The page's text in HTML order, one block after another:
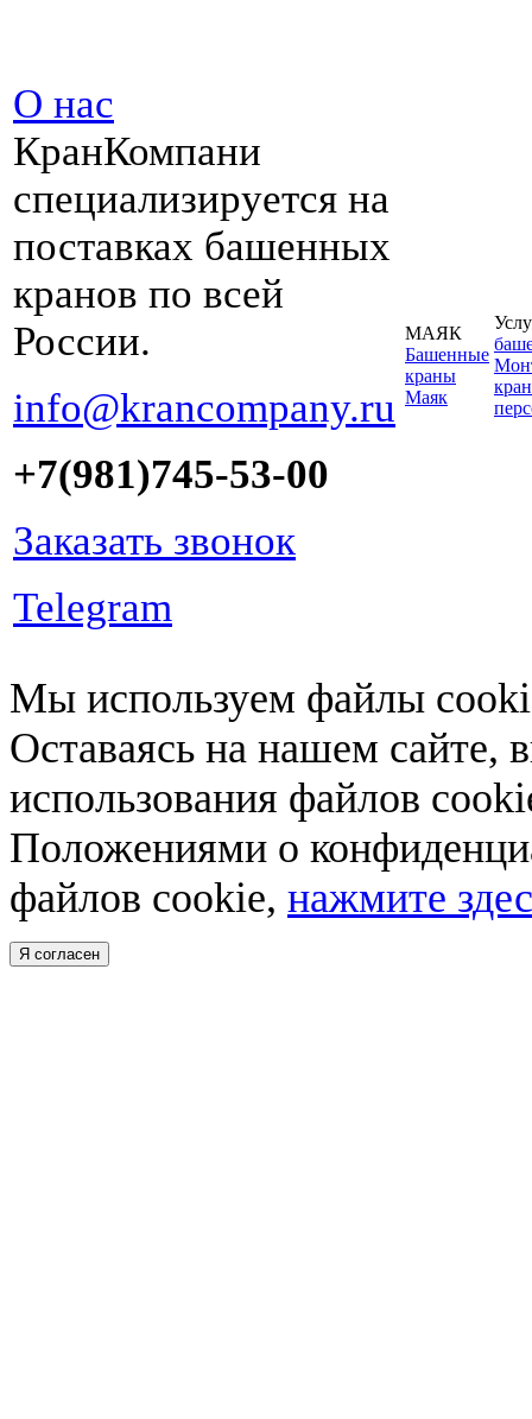
О нас
КранКомпани
специализируется на
поставках башенных
кранов по всей
России.
info@krancompany.ru
+7(981)745-53-00
Заказать звонок
Telegram
МАЯК
Башенные
краны
Маяк
Мы используем файлы
Оставаясь на нашем сайте,
использования файлов
Положениями о
файлов cookie, нажмите
Я согласен